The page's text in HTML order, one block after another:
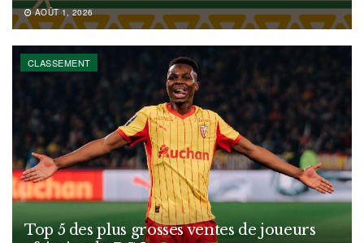
AOÛT 1, 2026
CLASSEMENT
Top 5 des plus grosses ventes de joueurs